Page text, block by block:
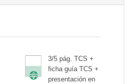
3/5 pág. TCS +
ficha guía TCS +
presentación en